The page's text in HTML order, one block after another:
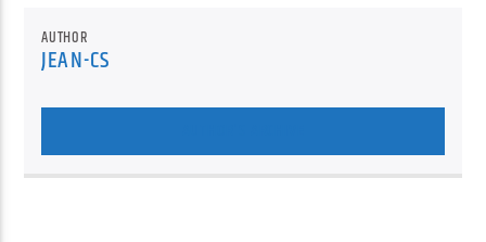
AUTHOR
JEAN-CS